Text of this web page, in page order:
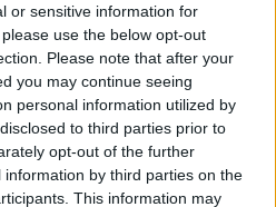
or sensitive information for
use the below opt-out
Please note that after your
you may continue seeing
personal information utilized by
to third parties prior to
opt-out of the further
by third parties on the
This information may
non viene accolto
in famiglia
mentale
e non solo
e non